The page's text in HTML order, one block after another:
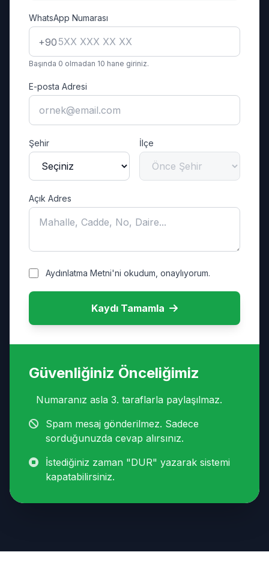
WhatsApp Numarası
+90
Başında 0 olmadan 10 hane giriniz.
E-posta Adresi
Şehir İlçe
Açık Adres
Aydınlatma Metni'ni okudum, onaylıyorum.
Kaydı Tamamla
Güvenliğiniz Önceliğimiz
Numaranız asla 3. taraflarla paylaşılmaz.
Spam mesaj gönderilmez. Sadece
sorduğunuzda cevap alırsınız.
İstediğiniz zaman "DUR" yazarak sistemi
kapatabilirsiniz.